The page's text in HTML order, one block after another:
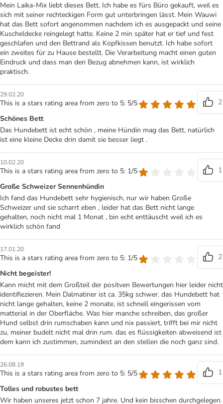
Mein Laika-Mix liebt dieses Bett. Ich habe es fürs Büro gekauft, weil es
sich mit seiner rechteckigen Form gut unterbringen lässt. Mein Wauwi
hat das Bett sofort angenommen nachdem ich es ausgepackt und seine
Kuscheldecke reingelegt hatte. Keine 2 min später hat er tief und fest
geschlafen und den Bettrand als Kopfkissen benutzt. Ich habe sofort
ein zweites für zu Hause bestellt. Die Verarbeitung macht einen guten
Eindruck und dass man den Bezug abnehmen kann, ist wirklich
praktisch.
29.02.20
This is a stars rating area from zero to 5: 5/5
2
Schönes Bett
Das Hundebett ist echt schön , meine Hündin mag das Bett, natürlich
ist eine kleine Decke drin damit sie besser liegt .
10.02.20
This is a stars rating area from zero to 5: 1/5
1
Große Schweizer Sennenhündin
Ich fand das Hundebett sehr hygienisch, nur wir haben Große
Schweizer und sie scharrt eben , leider hat das Bett nicht lange
gehalten, noch nicht mal 1 Monat , bin echt enttäuscht weil ich es
wirklich schön fand
17.01.20
This is a stars rating area from zero to 5: 1/5
2
Nicht begeister!
Kann micht mit dem Großteil der positven Bewertungen hier leider nicht
identifiezieren. Mein Dalmatiner ist ca. 35kg schwer. das Hundebett hat
nicht lange gehalten, keine 2 monate, ist schnell eingerissen vom
matterial in der Oberfläche. Was hier manche schreiben, das großer
Hund selbst drin rumschaben kann und nix passiert, trifft bei mir nicht
zu, meiner budelt nicht mal drin rum. das es flüssigkeiten abweisend ist
dem kann ich zustimmen, zumindest an den stellen die noch ganz sind.
26.08.19
This is a stars rating area from zero to 5: 5/5
1
Tolles und robustes bett
Wir haben unseres jetzt schon 7 jahre. Und kein bisschen durchgelegen.